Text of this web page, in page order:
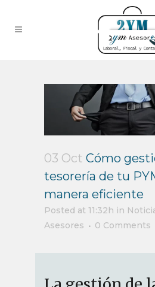
03 Oct Cómo
tesorería de tu
manera eficiente
Posted at 11:32h in
Asesores
0 Comments